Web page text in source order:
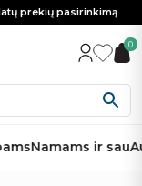
prekių pasirinkimą
0
Namams ir sau